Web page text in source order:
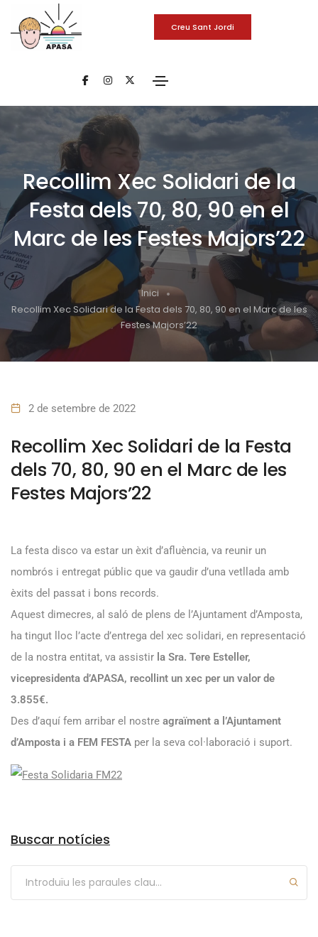
Creu Sant Jordi
Recollim Xec Solidari de la
Festa dels 70, 80, 90 en el
Marc de les Festes Majors’22
Inici
Recollim Xec Solidari de la Festa dels 70, 80, 90 en el Marc de les
Festes Majors’22
2 de setembre de 2022
Recollim Xec Solidari de la Festa
dels 70, 80, 90 en el Marc de les
Festes Majors’22
La festa disco va estar un èxit d’afluència, va reunir un
nombrós i entregat públic que va gaudir d’una vetllada amb
èxits del passat i bons records.
Aquest dimecres, al saló de plens de l’Ajuntament d’Amposta,
ha tingut lloc l’acte d’entrega del xec solidari, en representació
de la nostra entitat, va assistir la Sra. Tere Esteller,
vicepresidenta d’APASA, recollint un xec per un valor de
3.855€.
Des d’aquí fem arribar el nostre agraïment a l’Ajuntament
d’Amposta i a FEM FESTA per la seva col·laboració i suport.
Buscar notícies